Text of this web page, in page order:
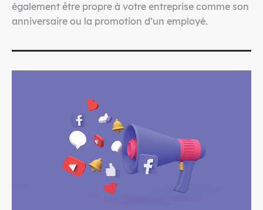
également être propre à votre entreprise comme son
anniversaire ou la promotion d’un employé.